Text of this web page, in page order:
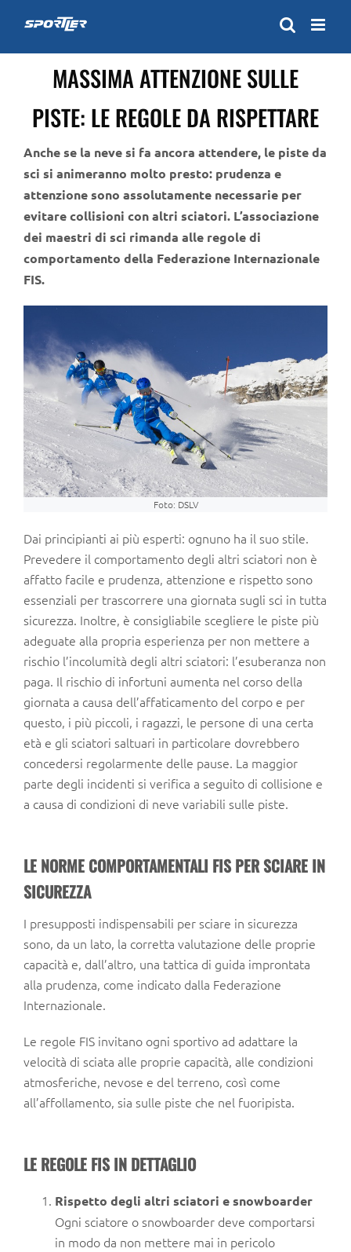
content
MASSIMA ATTENZIONE SULLE
PISTE: LE REGOLE DA RISPETTARE
Anche se la neve si fa ancora attendere, le piste da
sci si animeranno molto presto: prudenza e
attenzione sono assolutamente necessarie per
evitare collisioni con altri sciatori. L’associazione
dei maestri di sci rimanda alle regole di
comportamento della Federazione Internazionale
FIS.
Foto: DSLV
Dai principianti ai più esperti: ognuno ha il suo stile.
Prevedere il comportamento degli altri sciatori non è
affatto facile e prudenza, attenzione e rispetto sono
essenziali per trascorrere una giornata sugli sci in tutta
sicurezza. Inoltre, è consigliabile scegliere le piste più
adeguate alla propria esperienza per non mettere a
rischio l’incolumità degli altri sciatori: l’esuberanza non
paga. Il rischio di infortuni aumenta nel corso della
giornata a causa dell’affaticamento del corpo e per
questo, i più piccoli, i ragazzi, le persone di una certa
età e gli sciatori saltuari in particolare dovrebbero
concedersi regolarmente delle pause. La maggior
parte degli incidenti si verifica a seguito di collisione e
a causa di condizioni di neve variabili sulle piste.
LE NORME COMPORTAMENTALI FIS PER SCIARE IN
SICUREZZA
I presupposti indispensabili per sciare in sicurezza
sono, da un lato, la corretta valutazione delle proprie
capacità e, dall’altro, una tattica di guida improntata
alla prudenza, come indicato dalla Federazione
Internazionale.
Le regole FIS invitano ogni sportivo ad adattare la
velocità di sciata alle proprie capacità, alle condizioni
atmosferiche, nevose e del terreno, così come
all’affollamento, sia sulle piste che nel fuoripista.
LE REGOLE FIS IN DETTAGLIO
Rispetto degli altri sciatori e snowboarder
Ogni sciatore o snowboarder deve comportarsi
in modo da non mettere mai in pericolo